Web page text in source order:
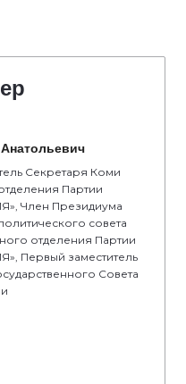
Секретаря Коми
Партии
Член Президиума
совета
отделения Партии
Первый заместитель
Совета